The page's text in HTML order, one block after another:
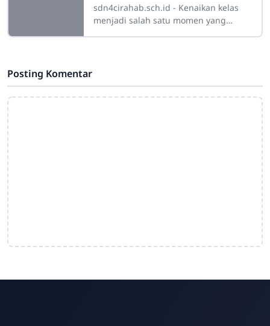
sdn4cirahab.sch.id - Kenaikan kelas
menjadi salah satu momen yang
Posting Komentar